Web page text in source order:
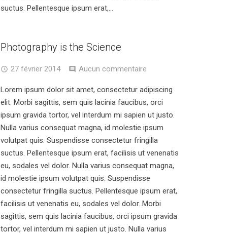
suctus. Pellentesque ipsum erat,…
Photography is the Science
27 février 2014 Aucun commentaire
Lorem ipsum dolor sit amet, consectetur adipiscing
elit. Morbi sagittis, sem quis lacinia faucibus, orci
ipsum gravida tortor, vel interdum mi sapien ut justo.
Nulla varius consequat magna, id molestie ipsum
volutpat quis. Suspendisse consectetur fringilla
suctus. Pellentesque ipsum erat, facilisis ut venenatis
eu, sodales vel dolor. Nulla varius consequat magna,
id molestie ipsum volutpat quis. Suspendisse
consectetur fringilla suctus. Pellentesque ipsum erat,
facilisis ut venenatis eu, sodales vel dolor. Morbi
sagittis, sem quis lacinia faucibus, orci ipsum gravida
tortor, vel interdum mi sapien ut justo. Nulla varius